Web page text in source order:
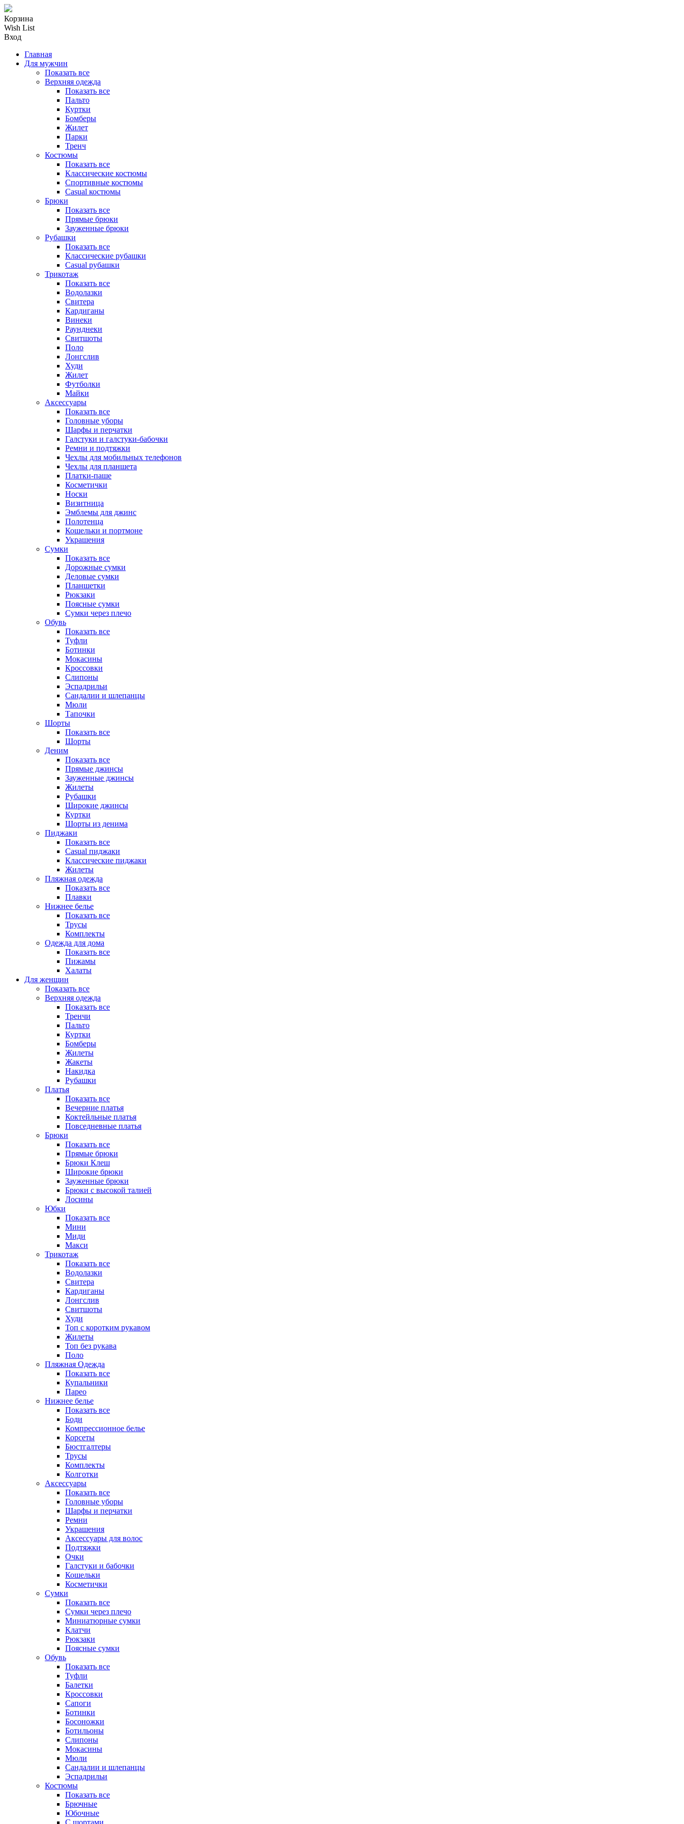
Корзина
Wish List
Вход
Главная
Для мужчин
Показать все
Верхняя одежда
Показать все
Пальто
Куртки
Бомберы
Жилет
Парки
Тренч
Костюмы
Показать все
Классические костюмы
Спортивные костюмы
Casual костюмы
Брюки
Показать все
Прямые брюки
Зауженные брюки
Рубашки
Показать все
Классические рубашки
Casual рубашки
Трикотаж
Показать все
Водолазки
Свитера
Кардиганы
Винеки
Раунднеки
Свитшоты
Поло
Лонгслив
Худи
Жилет
Футболки
Майки
Аксессуары
Показать все
Головные уборы
Шарфы и перчатки
Галстуки и галстуки-бабочки
Ремни и подтяжки
Чехлы для мобильных телефонов
Чехлы для планшета
Платки-паше
Косметички
Носки
Визитница
Эмблемы для джинс
Полотенца
Кошельки и портмоне
Украшения
Сумки
Показать все
Дорожные сумки
Деловые сумки
Планшетки
Рюкзаки
Поясные сумки
Сумки через плечо
Обувь
Показать все
Туфли
Ботинки
Мокасины
Кроссовки
Слипоны
Эспадрильи
Сандалии и шлепанцы
Мюли
Тапочки
Шорты
Показать все
Шорты
Деним
Показать все
Прямые джинсы
Зауженные джинсы
Жилеты
Рубашки
Широкие джинсы
Куртки
Шорты из денима
Пиджаки
Показать все
Casual пиджаки
Классические пиджаки
Жилеты
Пляжная одежда
Показать все
Плавки
Нижнее белье
Показать все
Трусы
Комплекты
Одежда для дома
Показать все
Пижамы
Халаты
Для женщин
Показать все
Верхняя одежда
Показать все
Тренчи
Пальто
Куртки
Бомберы
Жилеты
Жакеты
Накидка
Рубашки
Платья
Показать все
Вечерние платья
Коктейльные платья
Повседневные платья
Брюки
Показать все
Прямые брюки
Брюки Клеш
Широкие брюки
Зауженные брюки
Брюки с высокой талией
Лосины
Юбки
Показать все
Мини
Миди
Макси
Трикотаж
Показать все
Водолазки
Свитера
Кардиганы
Лонгслив
Свитшоты
Худи
Топ с коротким рукавом
Жилеты
Топ без рукава
Поло
Пляжная Одежда
Показать все
Купальники
Парео
Нижнее белье
Показать все
Боди
Компрессионное белье
Корсеты
Бюстгалтеры
Трусы
Комплекты
Колготки
Аксессуары
Показать все
Головные уборы
Шарфы и перчатки
Ремни
Украшения
Аксессуары для волос
Подтяжки
Очки
Галстуки и бабочки
Кошельки
Косметички
Сумки
Показать все
Сумки через плечо
Миниатюрные cумки
Клатчи
Рюкзаки
Поясные сумки
Обувь
Показать все
Туфли
Балетки
Кроссовки
Сапоги
Ботинки
Босоножки
Ботильоны
Слипоны
Мокасины
Мюли
Сандалии и шлепанцы
Эспадрильи
Костюмы
Показать все
Брючные
Юбочные
С шортами